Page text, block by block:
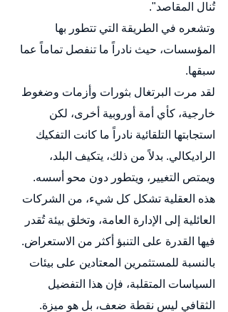
تُنال المقاصد".
وتشعره في الطريقة التي تتطور بها
المؤسسات، حيث نادراً ما تنفصل تماماً عما
سبقها.
لقد مرت البرتغال بثورات وأزمات وضغوط
خارجية، كأي أمة أوروبية أخرى، لكن
استجابتها التلقائية نادراً ما كانت التفكيك
الراديكالي. بدلاً من ذلك، يتكيف البلد،
ويمتص التغيير، ويتطور دون محو أسسه.
هذه العقلية تشكل كل شيء، من الشركات
العائلية إلى الإدارة العامة، وتخلق بيئة تُقدر
فيها القدرة على التنبؤ أكثر من الاستعراض.
بالنسبة للمستثمرين المعتادين على بيئات
السياسات المتقلبة، فإن هذا التفضيل
الثقافي ليس نقطة ضعف، بل هو ميزة.